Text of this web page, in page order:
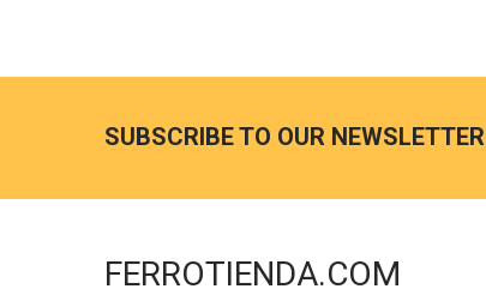
SUBSCRIBE TO OUR NEWSLETTER
FERROTIENDA.COM